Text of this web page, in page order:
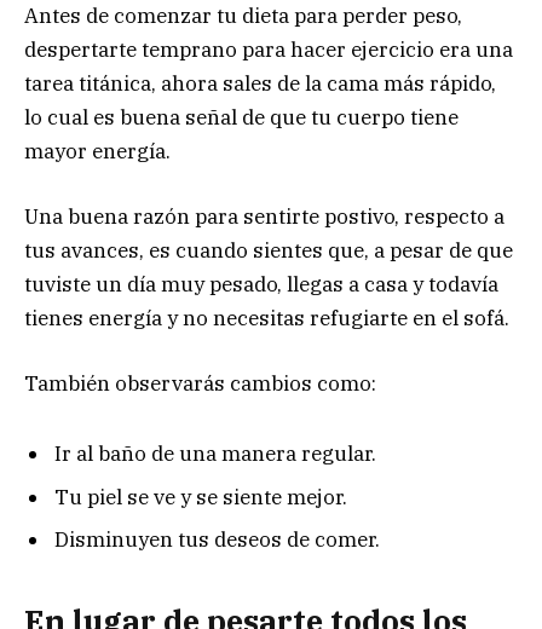
Antes de comenzar tu dieta para perder peso,
despertarte temprano para hacer ejercicio era una
tarea titánica, ahora sales de la cama más rápido,
lo cual es buena señal de que tu cuerpo tiene
mayor energía.
Una buena razón para sentirte postivo, respecto a
tus avances, es cuando sientes que, a pesar de que
tuviste un día muy pesado, llegas a casa y todavía
tienes energía y no necesitas refugiarte en el sofá.
También observarás cambios como:
Ir al baño de una manera regular.
Tu piel se ve y se siente mejor.
Disminuyen tus deseos de comer.
En lugar de pesarte todos los